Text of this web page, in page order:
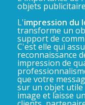
objets
L'impression du
transforme un
support de
C'est elle qui
reconnaissance
impression de
que votre
sur un objet
image et laisse